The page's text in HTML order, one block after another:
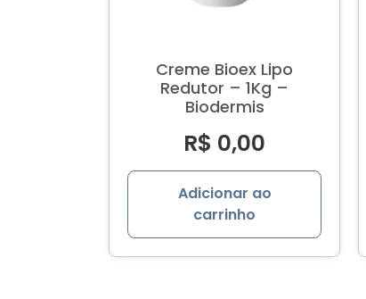
Creme Bioex Lipo
Redutor – 1Kg –
Biodermis
R$ 0,00
Adicionar ao
carrinho